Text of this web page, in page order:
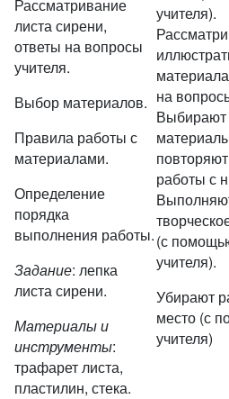
Рассматривание
листа сирени,
ответы на вопросы
учителя.
Выбор материалов.
Правила работы с
материалами.
Определение
порядка
выполнения работы.
Задание: лепка
листа сирени.
Материалы и
инструменты:
трафарет листа,
пластилин, стека.
учителя).
на
Выбирают
работы с
(с
учителя).
Убирают
место (с
учителя)